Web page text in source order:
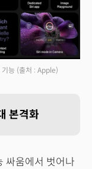
능 (출처 : Apple)
본격화
싸움에서 벗어나